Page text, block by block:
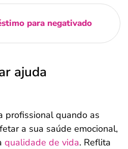
para negativado
ajuda
profissional quando as
a sua saúde emocional,
qualidade de vida. Reflita